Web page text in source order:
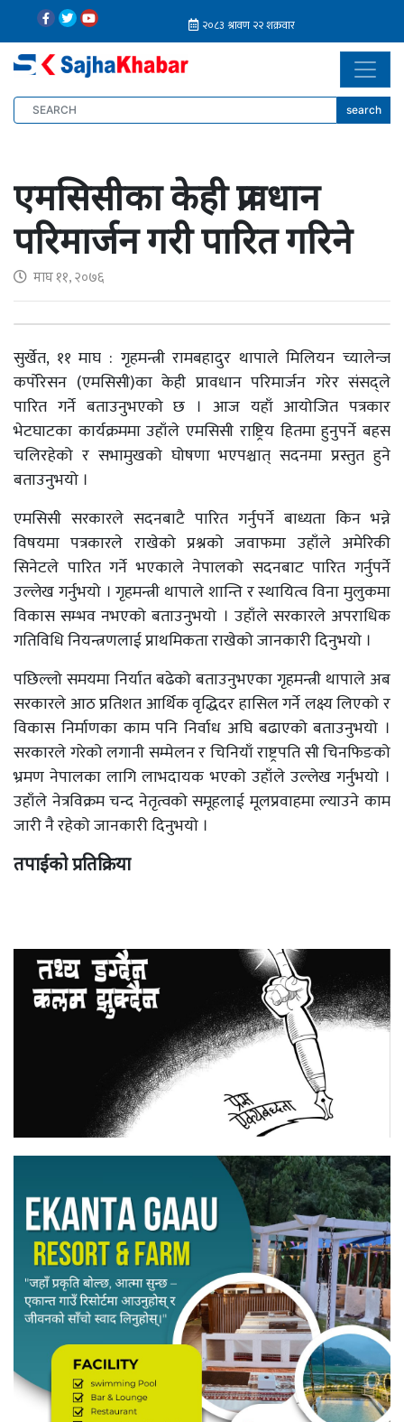
search
एमसिसीका केही प्रावधान
परिमार्जन गरी पारित गरिने
माघ ११, २०७६
सुर्खेत, ११ माघ : गृहमन्त्री रामबहादुर थापाले मिलियन च्यालेन्ज
कर्पोरेसन (एमसिसी)का केही प्रावधान परिमार्जन गरेर संसद्ले
पारित गर्ने बताउनुभएको छ । आज यहाँ आयोजित पत्रकार
भेटघाटका कार्यक्रममा उहाँले एमसिसी राष्ट्रिय हितमा हुनुपर्ने बहस
चलिरहेको र सभामुखको घोषणा भएपश्चात् सदनमा प्रस्तुत हुने
बताउनुभयो ।
एमसिसी सरकारले सदनबाटै पारित गर्नुपर्ने बाध्यता किन भन्ने
विषयमा पत्रकारले राखेको प्रश्नको जवाफमा उहाँले अमेरिकी
सिनेटले पारित गर्ने भएकाले नेपालको सदनबाट पारित गर्नुपर्ने
उल्लेख गर्नुभयो । गृहमन्त्री थापाले शान्ति र स्थायित्व विना मुलुकमा
विकास सम्भव नभएको बताउनुभयो । उहाँले सरकारले अपराधिक
गतिविधि नियन्त्रणलाई प्राथमिकता राखेको जानकारी दिनुभयो ।
पछिल्लो समयमा निर्यात बढेको बताउनुभएका गृहमन्त्री थापाले अब
सरकारले आठ प्रतिशत आर्थिक वृद्धिदर हासिल गर्ने लक्ष्य लिएको र
विकास निर्माणका काम पनि निर्वाध अघि बढाएको बताउनुभयो ।
सरकारले गरेको लगानी सम्मेलन र चिनियाँ राष्ट्रपति सी चिनफिङको
भ्रमण नेपालका लागि लाभदायक भएको उहाँले उल्लेख गर्नुभयो ।
उहाँले नेत्रविक्रम चन्द नेतृत्वको समूहलाई मूलप्रवाहमा ल्याउने काम
जारी नै रहेको जानकारी दिनुभयो ।
तपाईको प्रतिक्रिया